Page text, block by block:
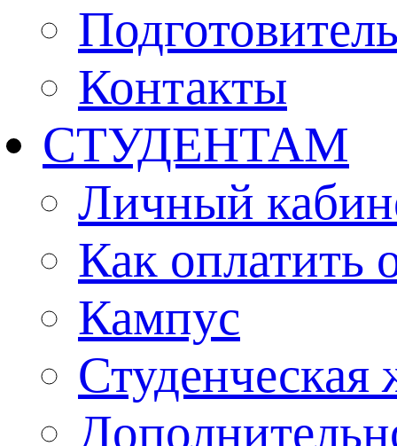
Контакты
СТУДЕНТАМ
Личный
Как оплатить
Кампус
Студенческая